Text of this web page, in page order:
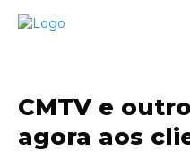
CMTV e
agora aos